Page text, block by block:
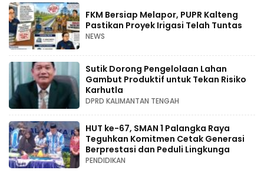
FKM Bersiap Melapor, PUPR Kalteng
Pastikan Proyek Irigasi Telah Tuntas
NEWS
Sutik Dorong Pengelolaan Lahan
Gambut Produktif untuk Tekan Risiko
Karhutla
DPRD KALIMANTAN TENGAH
HUT ke-67, SMAN 1 Palangka Raya
Teguhkan Komitmen Cetak Generasi
Berprestasi dan Peduli Lingkunga
PENDIDIKAN